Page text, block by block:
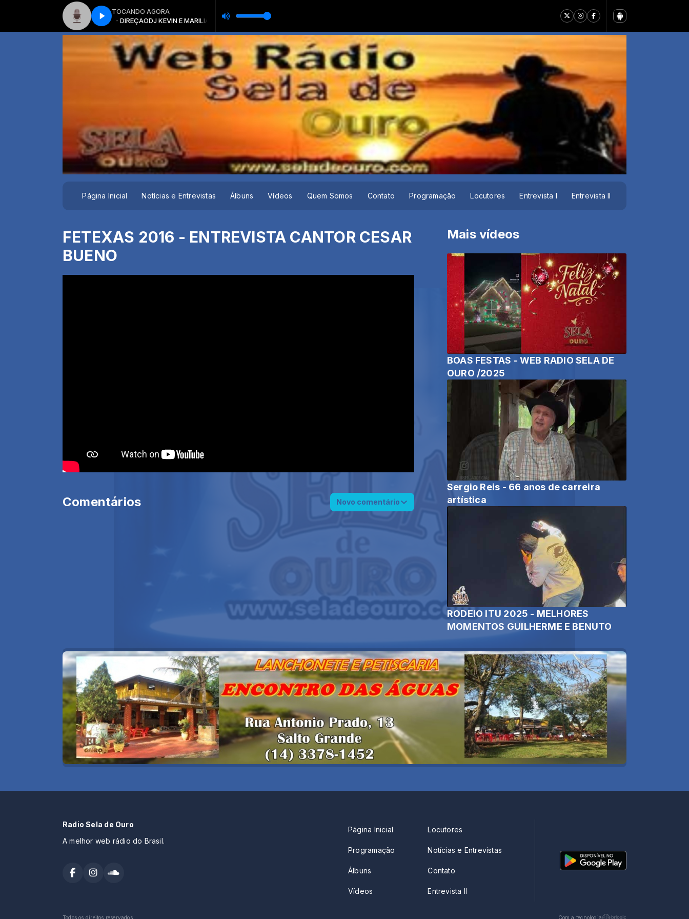
TOCANDO AGORA
E MARILIA MENDONÇA - DIREÇAODJ KEVIN E MARILIA MENDONÇA - DIREÇAO
Página Inicial Notícias e Entrevistas Álbuns Vídeos Quem Somos Contato Programação Locutores Entrevista I Entrevista II
FETEXAS 2016 - ENTREVISTA CANTOR CESAR
BUENO
Mais vídeos
BOAS FESTAS - WEB RADIO SELA DE
OURO /2025
Sergio Reis - 66 anos de carreira
artística
RODEIO ITU 2025 - MELHORES
MOMENTOS GUILHERME E BENUTO
Comentários Novo comentário
Radio Sela de Ouro
A melhor web rádio do Brasil.
Página Inicial
Programação
Álbuns
Vídeos
Locutores
Notícias e Entrevistas
Contato
Entrevista II
Todos os direitos reservados. Com a tecnologia